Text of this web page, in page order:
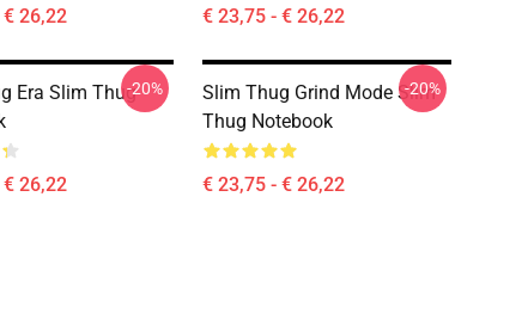
26,22 € 23,75 - € 26,22
Era Slim Thug
26,22
-20%
Slim Thug Grind Mode Slim
Thug Notebook
€ 23,75 - € 26,22
-20%